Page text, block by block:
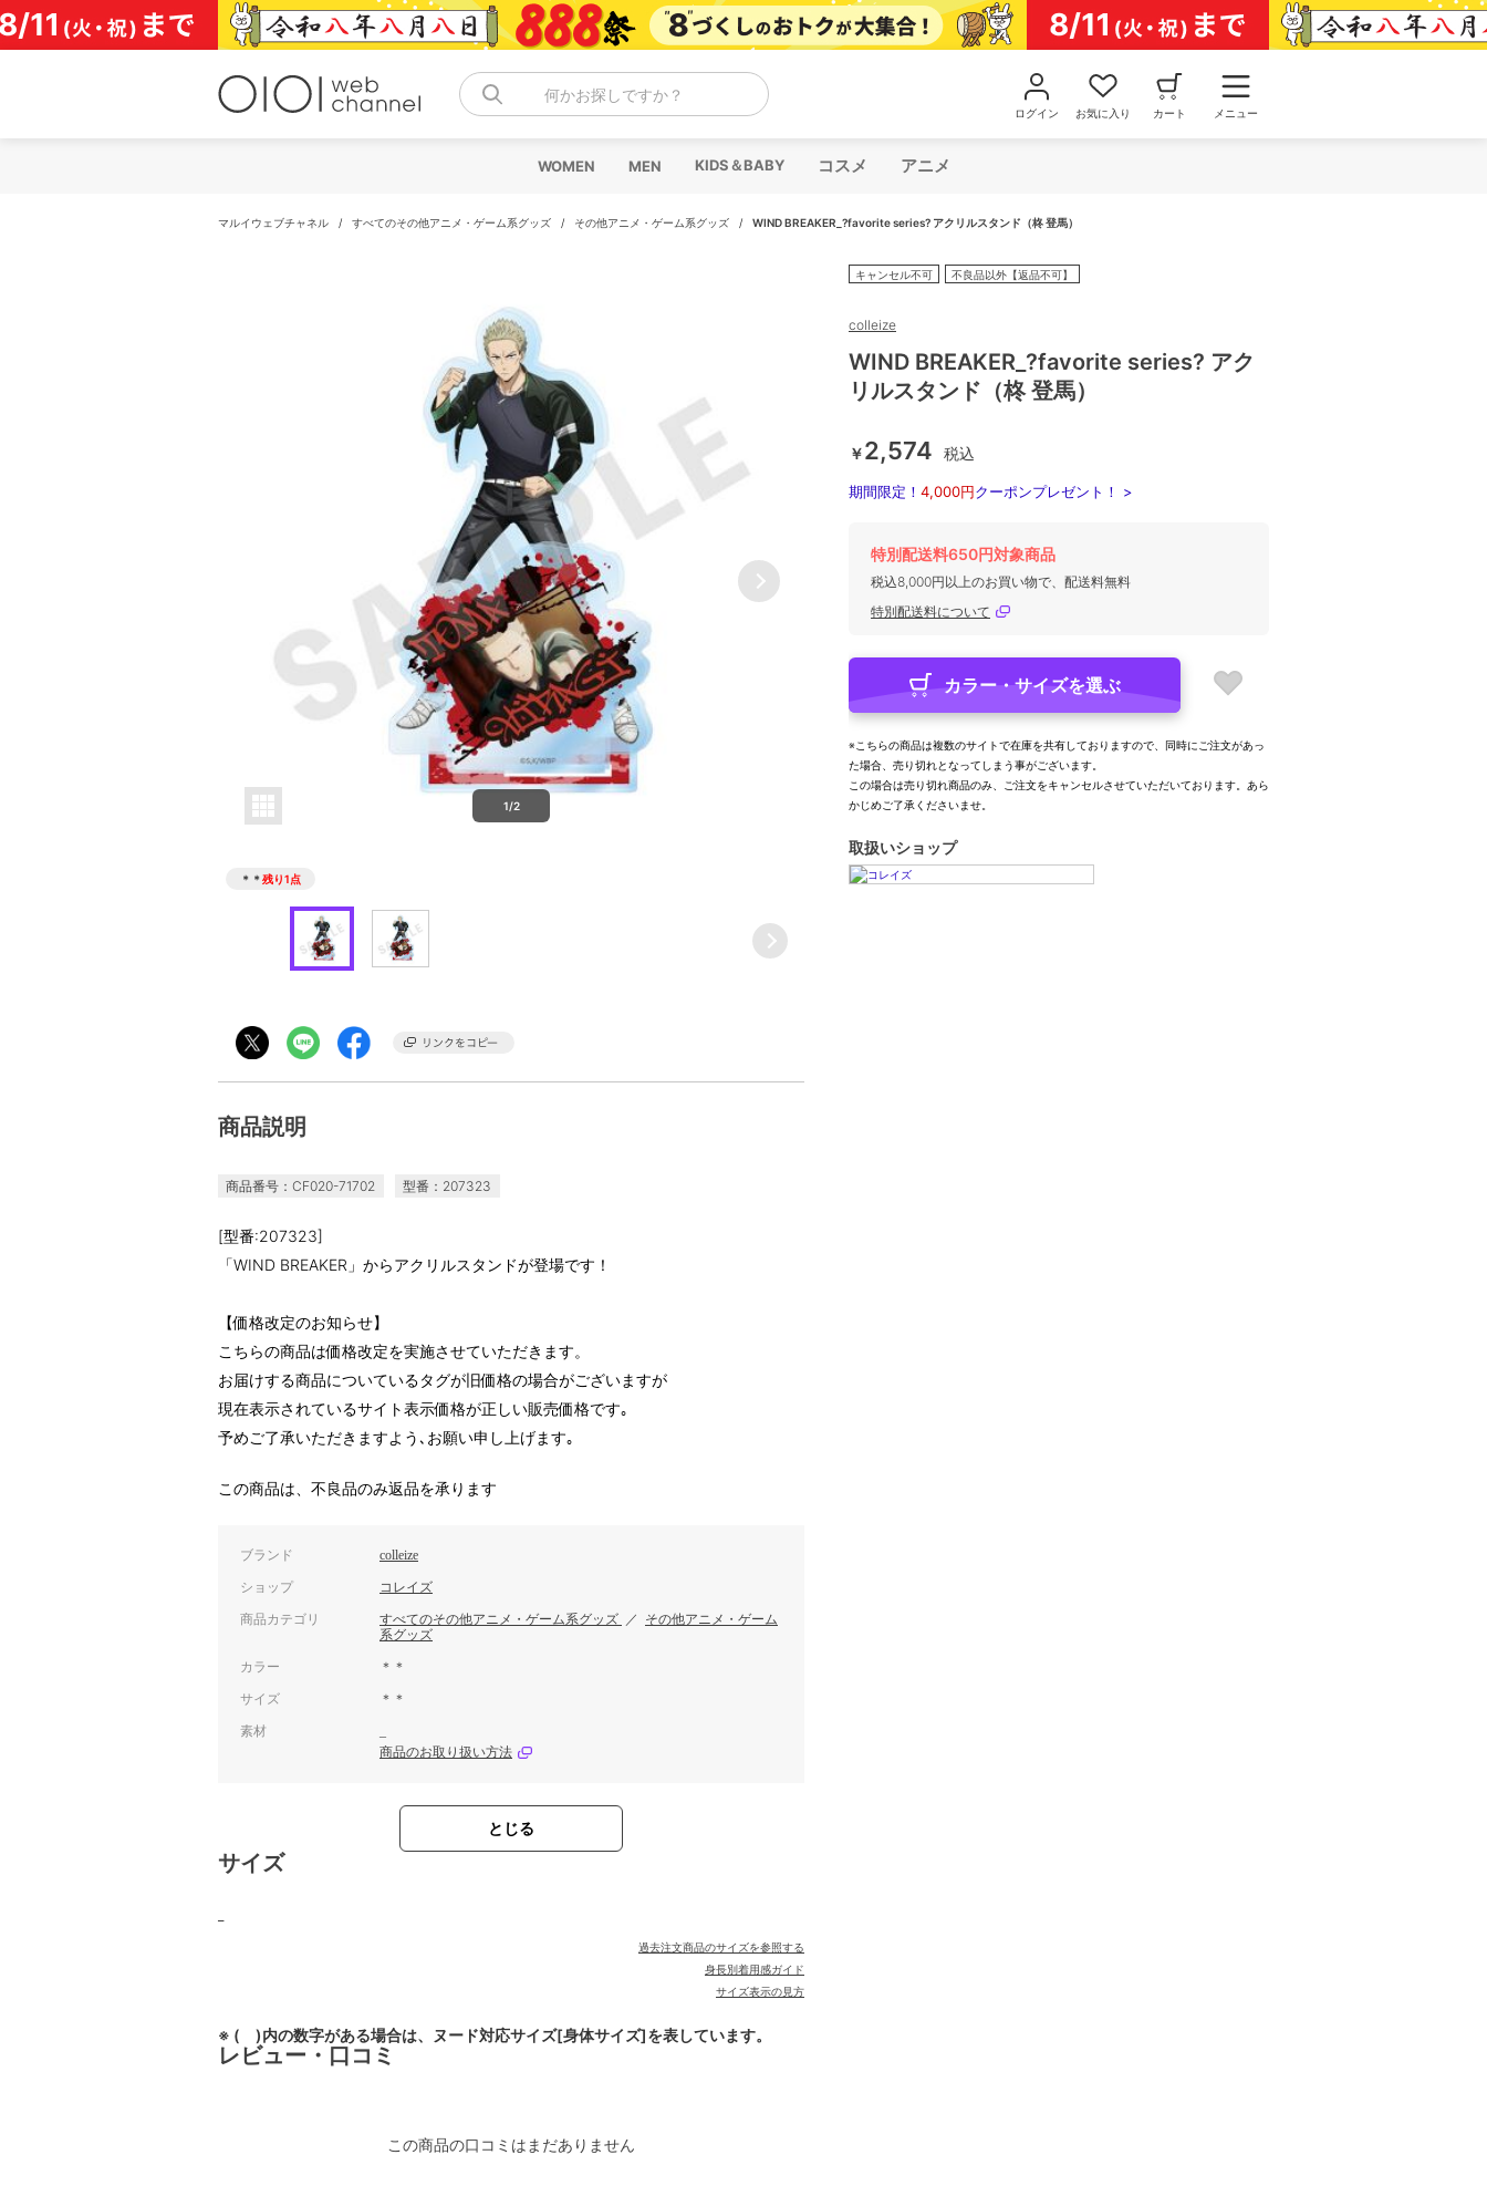
コ
ン
テ
何かお探しですか？
ログイン お気に入り カート メニュー
WOMEN MEN KIDS＆BABY コスメ アニメ
マルイウェブチャネル / すべてのその他アニメ・ゲーム系グッズ / その他アニメ・ゲーム系グッズ / WIND BREAKER_?favorite series? アクリルスタンド（柊 登馬）
1/2
＊＊残り1点
商品説明
商品番号：CF020-71702 型番：207323
[型番:207323]
「WIND BREAKER」からアクリルスタンドが登場です！
【価格改定のお知らせ】
こちらの商品は価格改定を実施させていただきます。
お届けする商品についているタグが旧価格の場合がございますが
現在表示されているサイト表示価格が正しい販売価格です｡
予めご了承いただきますよう､お願い申し上げます｡
この商品は、不良品のみ返品を承ります
ブランド colleize
ショップ コレイズ
商品カテゴリ すべてのその他アニメ・ゲーム系グッズ ／ その他アニメ・ゲーム
系グッズ
カラー ＊＊
サイズ ＊＊
素材
商品のお取り扱い方法
とじる
サイズ
過去注文商品のサイズを参照する
身長別着用感ガイド
サイズ表示の見方
※ ( )内の数字がある場合は、ヌード対応サイズ[身体サイズ]を表しています。
レビュー・口コミ
この商品の口コミはまだありません
キャンセル不可 不良品以外【返品不可】
colleize
WIND BREAKER_?favorite series? アク
リルスタンド（柊 登馬）
￥2,574 税込
期間限定！ 4,000円クーポンプレゼント！ >
特別配送料650円対象商品
税込8,000円以上のお買い物で、配送料無料
特別配送料について
カラー・サイズを選ぶ
※こちらの商品は複数のサイトで在庫を共有しておりますので、同時にご注文があっ
た場合、売り切れとなってしまう事がございます。
この場合は売り切れ商品のみ、ご注文をキャンセルさせていただいております。あら
かじめご了承くださいませ。
取扱いショップ